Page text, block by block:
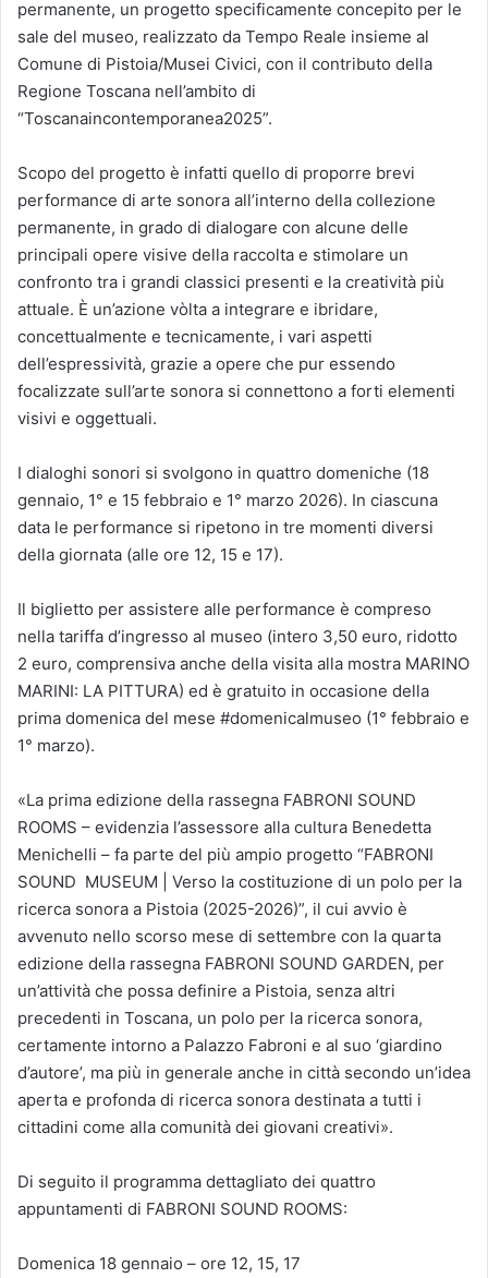
permanente, un progetto specificamente concepito per le
sale del museo, realizzato da Tempo Reale insieme al
Comune di Pistoia/Musei Civici, con il contributo della
Regione Toscana nell’ambito di
“Toscanaincontemporanea2025”.
Scopo del progetto è infatti quello di proporre brevi
performance di arte sonora all’interno della collezione
permanente, in grado di dialogare con alcune delle
principali opere visive della raccolta e stimolare un
confronto tra i grandi classici presenti e la creatività più
attuale. È un’azione vòlta a integrare e ibridare,
concettualmente e tecnicamente, i vari aspetti
dell’espressività, grazie a opere che pur essendo
focalizzate sull’arte sonora si connettono a forti elementi
visivi e oggettuali.
I dialoghi sonori si svolgono in quattro domeniche (18
gennaio, 1° e 15 febbraio e 1° marzo 2026). In ciascuna
data le performance si ripetono in tre momenti diversi
della giornata (alle ore 12, 15 e 17).
Il biglietto per assistere alle performance è compreso
nella tariffa d’ingresso al museo (intero 3,50 euro, ridotto
2 euro, comprensiva anche della visita alla mostra MARINO
MARINI: LA PITTURA) ed è gratuito in occasione della
prima domenica del mese #domenicalmuseo (1° febbraio e
1° marzo).
«La prima edizione della rassegna FABRONI SOUND
ROOMS – evidenzia l’assessore alla cultura Benedetta
Menichelli – fa parte del più ampio progetto “FABRONI
SOUND MUSEUM | Verso la costituzione di un polo per la
ricerca sonora a Pistoia (2025-2026)”, il cui avvio è
avvenuto nello scorso mese di settembre con la quarta
edizione della rassegna FABRONI SOUND GARDEN, per
un’attività che possa definire a Pistoia, senza altri
precedenti in Toscana, un polo per la ricerca sonora,
certamente intorno a Palazzo Fabroni e al suo ‘giardino
d’autore’, ma più in generale anche in città secondo un’idea
aperta e profonda di ricerca sonora destinata a tutti i
cittadini come alla comunità dei giovani creativi».
Di seguito il programma dettagliato dei quattro
appuntamenti di FABRONI SOUND ROOMS:
Domenica 18 gennaio – ore 12, 15, 17